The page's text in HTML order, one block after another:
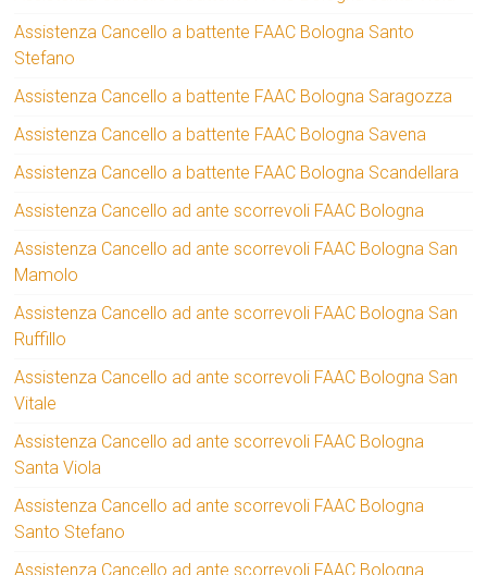
Assistenza Cancello a battente FAAC Bologna Santo
Stefano
Assistenza Cancello a battente FAAC Bologna Saragozza
Assistenza Cancello a battente FAAC Bologna Savena
Assistenza Cancello a battente FAAC Bologna Scandellara
Assistenza Cancello ad ante scorrevoli FAAC Bologna
Assistenza Cancello ad ante scorrevoli FAAC Bologna San
Mamolo
Assistenza Cancello ad ante scorrevoli FAAC Bologna San
Ruffillo
Assistenza Cancello ad ante scorrevoli FAAC Bologna San
Vitale
Assistenza Cancello ad ante scorrevoli FAAC Bologna
Santa Viola
Assistenza Cancello ad ante scorrevoli FAAC Bologna
Santo Stefano
Assistenza Cancello ad ante scorrevoli FAAC Bologna